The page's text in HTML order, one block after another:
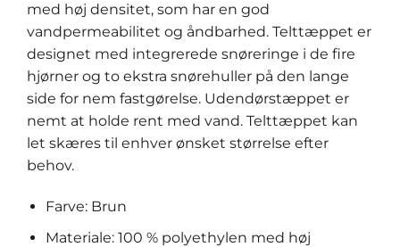
med høj densitet, som har en god
vandpermeabilitet og åndbarhed. Telttæppet er
designet med integrerede snøreringe i de fire
hjørner og to ekstra snørehuller på den lange
side for nem fastgørelse. Udendørstæppet er
nemt at holde rent med vand. Telttæppet kan
let skæres til enhver ønsket størrelse efter
behov.
Farve: Brun
Materiale: 100 % polyethylen med høj